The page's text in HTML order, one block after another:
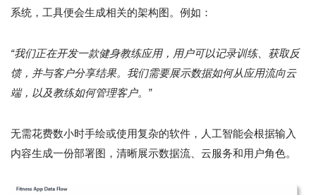
系统，工具便会生成相关的架构图。例如：
“我们正在开发一款健身教练应用，用户可以记录训练、获取反
馈，并与客户分享结果。我们需要展示数据如何从应用流向云
端，以及教练如何管理客户。”
无需花费数小时手绘或使用复杂的软件，人工智能会根据输入
内容生成一份部署图，清晰展示数据流、云服务和用户角色。